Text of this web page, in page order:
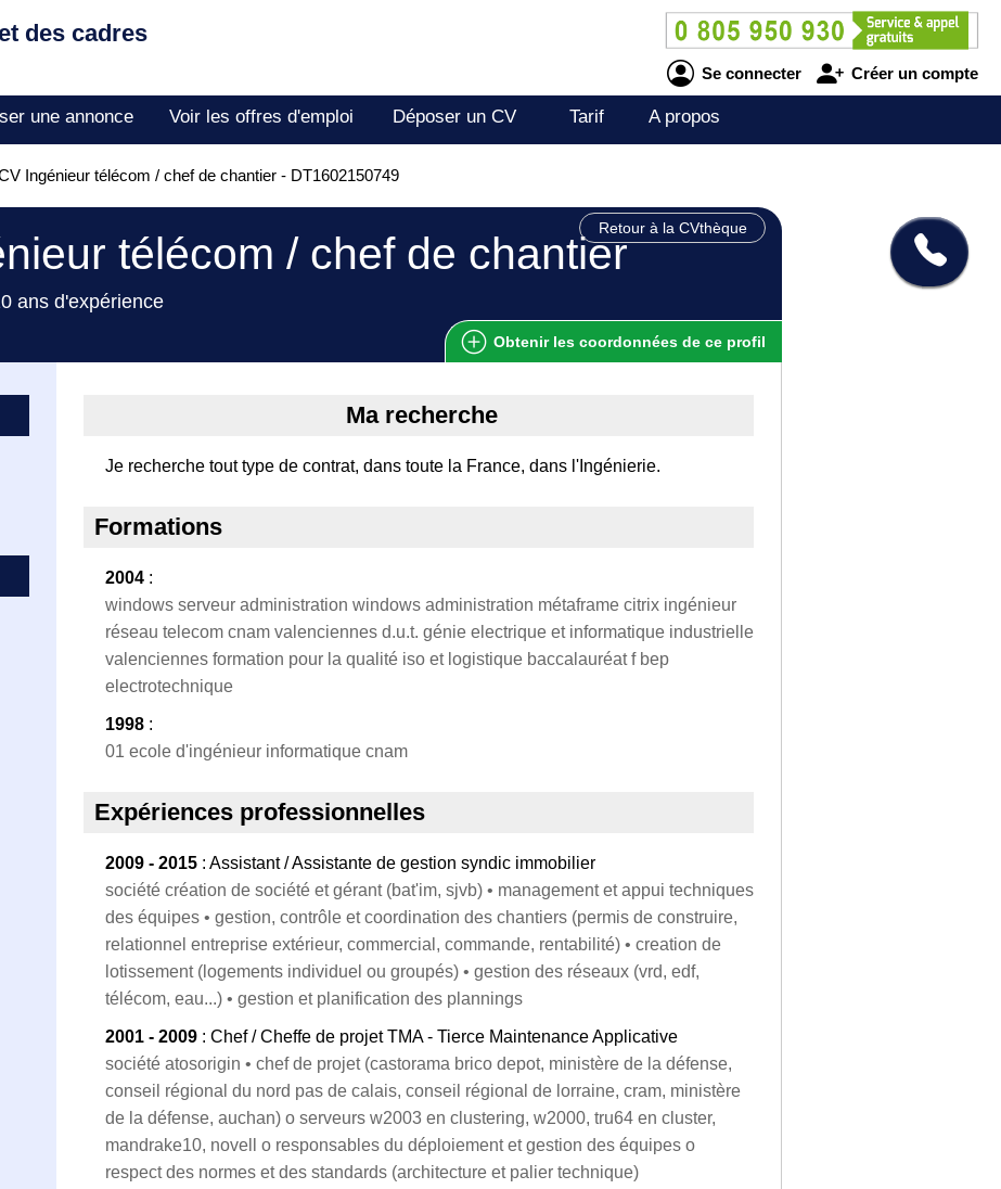
des cadres
Se connecter Créer un compte
une annonce Voir les offres d'emploi Déposer un CV Tarif A propos
Ingénieur télécom / chef de chantier - DT1602150749
Retour à la CVthèque
télécom / chef de chantier
ans d'expérience
Obtenir les coordonnées de ce profil
Ma recherche
Je recherche tout type de contrat, dans toute la France, dans l'Ingénierie.
Formations
2004 :
windows serveur administration windows administration métaframe citrix ingénieur
réseau telecom cnam valenciennes d.u.t. génie electrique et informatique industrielle
valenciennes formation pour la qualité iso et logistique baccalauréat f bep
electrotechnique
1998 :
01 ecole d'ingénieur informatique cnam
Expériences professionnelles
2009 - 2015 : Assistant / Assistante de gestion syndic immobilier
société création de société et gérant (bat'im, sjvb) • management et appui techniques
des équipes • gestion, contrôle et coordination des chantiers (permis de construire,
relationnel entreprise extérieur, commercial, commande, rentabilité) • creation de
lotissement (logements individuel ou groupés) • gestion des réseaux (vrd, edf,
télécom, eau...) • gestion et planification des plannings
2001 - 2009 : Chef / Cheffe de projet TMA - Tierce Maintenance Applicative
société atosorigin • chef de projet (castorama brico depot, ministère de la défense,
conseil régional du nord pas de calais, conseil régional de lorraine, cram, ministère
de la défense, auchan) o serveurs w2003 en clustering, w2000, tru64 en cluster,
mandrake10, novell o responsables du déploiement et gestion des équipes o
respect des normes et des standards (architecture et palier technique)